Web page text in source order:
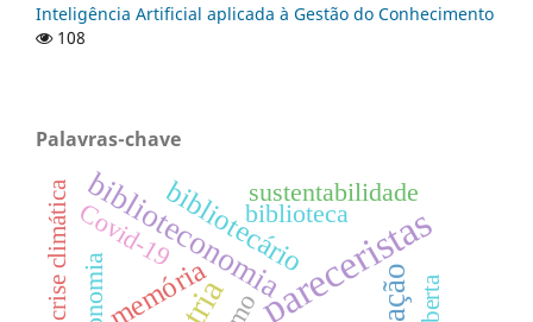
Inteligência Artificial aplicada à Gestão do Conhecimento
108
Palavras-chave
pareceristas
biblioteconomia
bibliotecário
memória
biblioteca
sustentabilidade
Covid-19
crise climática